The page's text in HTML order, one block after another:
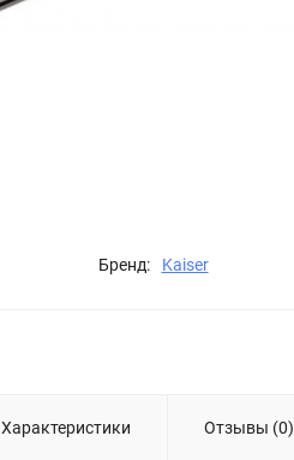
Бренд: Kaiser
Характеристики Отзывы (0)